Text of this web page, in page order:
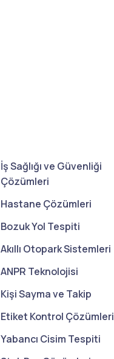
İş Sağlığı ve Güvenliği
Çözümleri
Hastane Çözümleri
Bozuk Yol Tespiti
Akıllı Otopark Sistemleri
ANPR Teknolojisi
Kişi Sayma ve Takip
Etiket Kontrol Çözümleri
Yabancı Cisim Tespiti